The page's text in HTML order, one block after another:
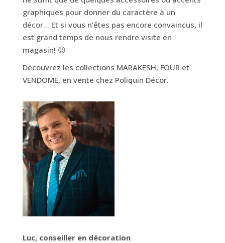
graphiques pour donner du caractère à un
décor… Et si vous n’êtes pas encore convaincus, il
est grand temps de nous rendre visite en
magasin! 😉
Découvrez les collections MARAKESH, FOUR et
VENDOME, en vente chez Poliquin Décor.
Luc, conseiller en décoration